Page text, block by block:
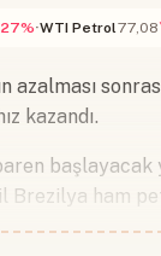
WTI Petrol77,08
azalması
kazandı.
başlayacak
Brezilya ham